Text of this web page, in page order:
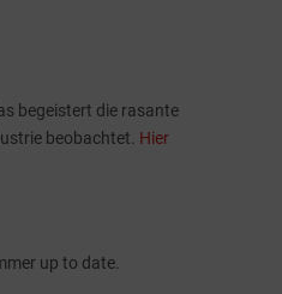
begeistert die rasante
beobachtet. Hier
up to date.